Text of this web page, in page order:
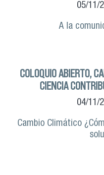
05/11/
A la
COLOQUIO ABIERTO,
CIENCIA
04/11/
Cambio Climático